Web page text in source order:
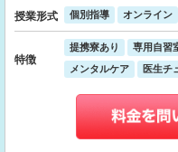
授業形式 個別指導 オンライン
特徴
提携寮あり 専用自習
メンタルケア
医生チ